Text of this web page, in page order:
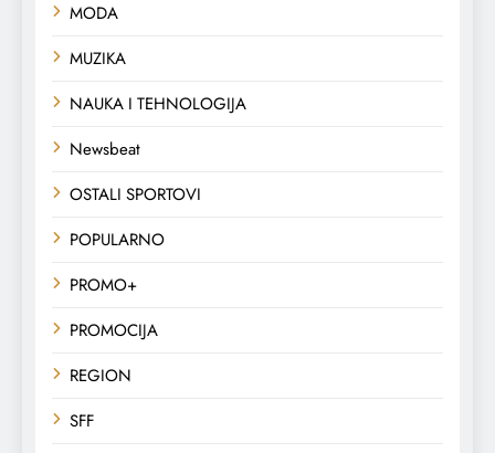
MODA
MUZIKA
NAUKA I TEHNOLOGIJA
Newsbeat
OSTALI SPORTOVI
POPULARNO
PROMO+
PROMOCIJA
REGION
SFF